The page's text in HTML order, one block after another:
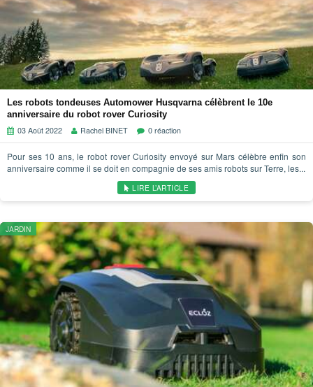
Les robots tondeuses Automower Husqvarna célèbrent le 10e
anniversaire du robot rover Curiosity
03 Août 2022
Rachel BINET 0 réaction
Pour ses 10 ans, le robot rover Curiosity envoyé sur Mars célèbre enfin son
anniversaire comme il se doit en compagnie de ses amis robots sur Terre, les...
LIRE L’ARTICLE
JARDIN